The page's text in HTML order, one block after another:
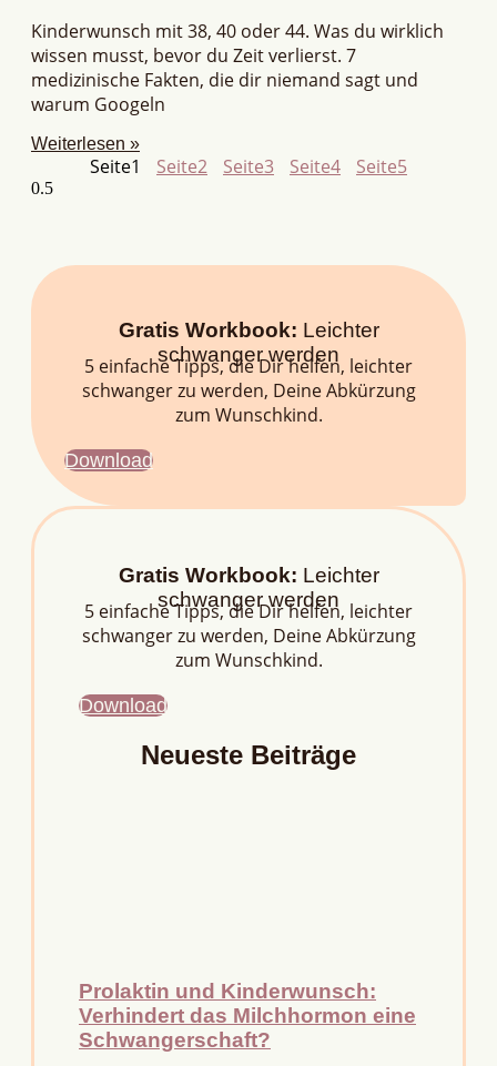
Kinderwunsch mit 38, 40 oder 44. Was du wirklich
wissen musst, bevor du Zeit verlierst. 7
medizinische Fakten, die dir niemand sagt und
warum Googeln
Weiterlesen »
Seite1 Seite2 Seite3 Seite4 Seite5
Gratis Workbook: Leichter
schwanger werden
5 einfache Tipps, die Dir helfen, leichter
schwanger zu werden, Deine Abkürzung
zum Wunschkind.
Download
Gratis Workbook: Leichter
schwanger werden
5 einfache Tipps, die Dir helfen, leichter
schwanger zu werden, Deine Abkürzung
zum Wunschkind.
Download
Neueste Beiträge
Prolaktin und Kinderwunsch:
Verhindert das Milchhormon eine
Schwangerschaft?